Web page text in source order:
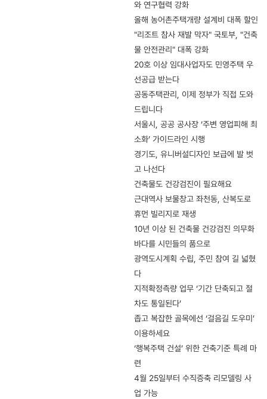
와 연구협력 강화
올해 농어촌주택개량 설계비 대폭 할인
"리조트 참사 재발 막자" 국토부, "건축
물 안전관리" 대폭 강화
20호 이상 임대사업자도 민영주택 우
선공급 받는다
공동주택관리, 이제 정부가 직접 도와
드립니다
서울시, 공공 공사장 ‘주변 영업피해 최
소화’ 가이드라인 시행
경기도, 유니버설디자인 보급에 발 벗
고 나선다
건축물도 건강검진이 필요해요
근대역사 보물창고 좌천동, 산복도로
휴먼 빌리지로 재생
10년 이상 된 건축물 건강검진 의무화
바다를 시민들의 품으로
광역도시계획 수립, 주민 참여 길 넓혔
다
지적확정측량 업무 ‘기간 단축되고 절
차도 통일된다’
좁고 복잡한 골목에선 ‘걸음길 도우미’
이용하세요
‘행복주택 건설’ 위한 건축기준 특례 마
련
4월 25일부터 수직증축 리모델링 사
업 가능